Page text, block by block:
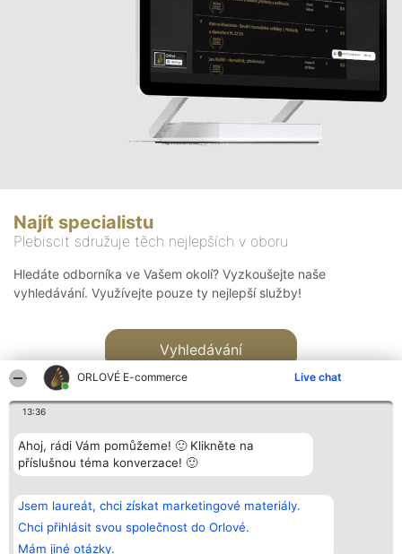
ORLOVÉ E-commerce Live chat
13:36
Ahoj, rádi Vám pomůžeme! 🙂 Klikněte na
příslušnou téma konverzace! 🙂
Jsem laureát, chci získat marketingové materiály.
Chci přihlásit svou společnost do Orlové.
Mám jiné otázky.
Najít specialistu
Plebiscit sdružuje těch nejlepších v oboru
Hledáte odborníka ve Vašem okolí? Vyzkoušejte naše
vyhledávání. Využívejte pouze ty nejlepší služby!
Vyhledávání
Bright Side Solutions sp. z o.
o. sp. k.
ul. Ruska 22
Wrocław 50-079
KRS 0000749100 | Regon
Vítězové
Seznam všech
laureátů
Zásady
Kontakt